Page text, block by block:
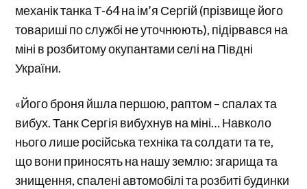
механік танка Т-64 на ім’я Сергій (прізвище його
товариші по службі не уточнюють), підірвався на
міні в розбитому окупантами селі на Півдні
України.
«Його броня йшла першою, раптом – спалах та
вибух. Танк Сергія вибухнув на міні… Навколо
нього лише російська техніка та солдати та те,
що вони приносять на нашу землю: згарища та
знищення, спалені автомобілі та розбиті будинки